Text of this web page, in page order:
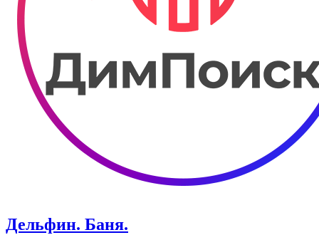
Дельфин. Баня.